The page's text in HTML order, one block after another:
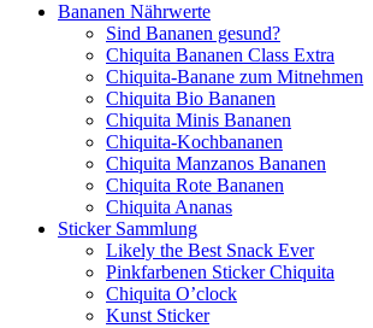
Bananen Nährwerte
Sind Bananen gesund?
Chiquita Bananen Class Extra
Chiquita-Banane zum Mitnehmen
Chiquita Bio Bananen
Chiquita Minis Bananen
Chiquita-Kochbananen
Chiquita Manzanos Bananen
Chiquita Rote Bananen
Chiquita Ananas
Sticker Sammlung
Likely the Best Snack Ever
Pinkfarbenen Sticker Chiquita
Chiquita O’clock
Kunst Sticker